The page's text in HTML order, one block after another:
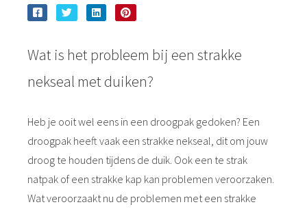
Wat is het probleem bij een strakke
nekseal met duiken?
Heb je ooit wel eens in een droogpak gedoken? Een
droogpak heeft vaak een strakke nekseal, dit om jouw
droog te houden tijdens de duik. Ook een te strak
natpak of een strakke kap kan problemen veroorzaken.
Wat veroorzaakt nu de problemen met een strakke